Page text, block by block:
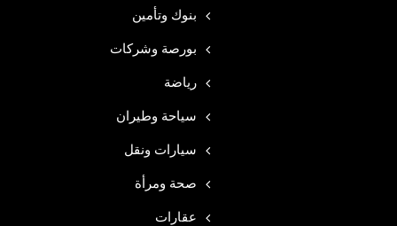
بنوك وتأمين
بورصة وشركات
رياضة
سياحة وطيران
سيارات ونقل
صحة ومرأة
عقارات